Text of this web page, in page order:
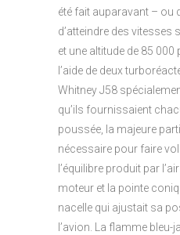
été fait auparavant – ou
d’atteindre des vitesses
et une altitude de 85 000
l’aide de deux
Whitney J58
qu’ils fournissaient
poussée, la majeure
nécessaire pour faire
l’équilibre produit par
moteur et la pointe
nacelle qui ajustait sa
l’avion. La flamme bleu-